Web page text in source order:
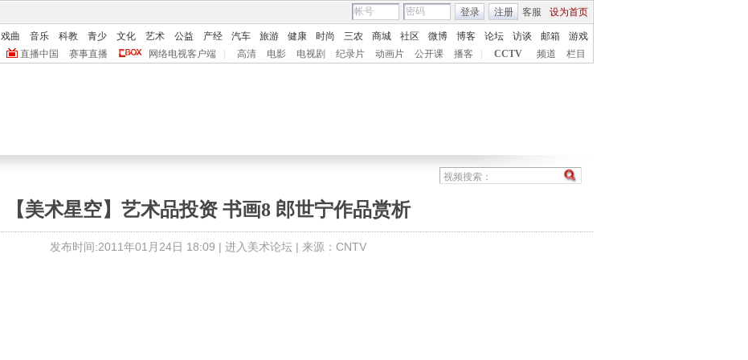
客服 设为首页
登录 注册
戏曲 音乐 科教 青少 文化 艺术 公益 产经 汽车 旅游 健康 时尚 三农 商城 社区 微博 博客 论坛 访谈 邮箱
游戏
直播中国 赛事直播 网络电视客户端 高清 电影 电视剧 纪录片 动画片 公开课 播客 CCTV 频道 栏目
【美术星空】艺术品投资 书画8 郎世宁作品赏析
发布时间:2011年01月24日 18:09 | 进入美术论坛 | 来源：CNTV